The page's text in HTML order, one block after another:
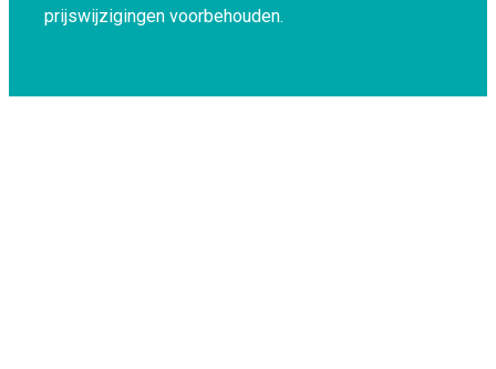
prijswijzigingen voorbehouden.